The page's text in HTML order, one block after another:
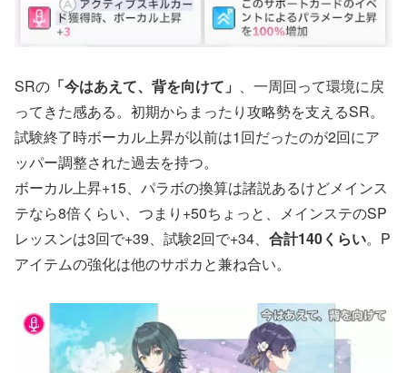
SRの 「今はあえて、背を向けて」 、一周回って環境に戻
ってきた感ある。初期からまったり攻略勢を支えるSR。
試験終了時ボーカル上昇が以前は1回だったのが2回にア
ッパー調整された過去を持つ。
ボーカル上昇+15、パラボの換算は諸説あるけどメインス
テなら8倍くらい、つまり+50ちょっと、メインステのSP
レッスンは3回で+39、試験2回で+34、 合計140くらい。P
アイテムの強化は他のサポカと兼ね合い。